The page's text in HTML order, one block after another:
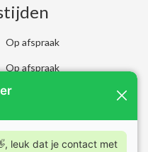
Op afspraak
Op afspraak
Op afspraak
Op afspraak
Op afspraak